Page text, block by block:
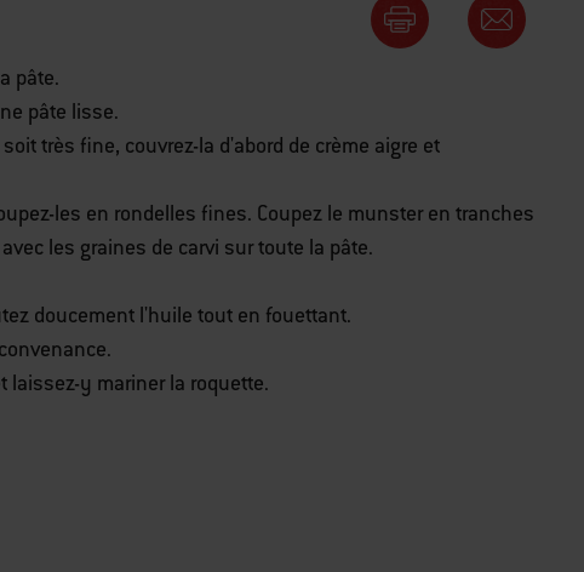
pâte.
pâte lisse.
très fine, couvrez-la d'abord de crème aigre et
les en rondelles fines. Coupez le munster en tranches
les graines de carvi sur toute la pâte.
doucement l'huile tout en fouettant.
laissez-y mariner la roquette.